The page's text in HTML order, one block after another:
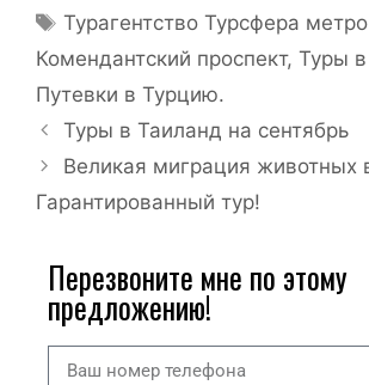
Турагентство Турсфера метро
Комендантский проспект, Туры
Путевки в Турцию.
Туры в Таиланд на сентябрь
Великая миграция животных
Гарантированный тур!
Перезвоните мне по этому
предложению!